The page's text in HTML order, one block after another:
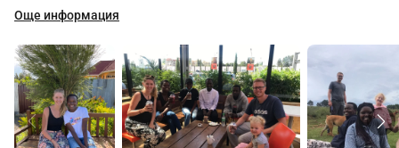
Напускането на Кения беше много трудно и тъжно за
църковна общност и семейство. Основахме фондация
New Routes организация, която обучава и спонсорира
сираци млади възрастни в университета. Първите ни 4
студенти живяха с нас, имахме различни хора от
църквата, които живееха при нас, и обичахме живота
Още информация